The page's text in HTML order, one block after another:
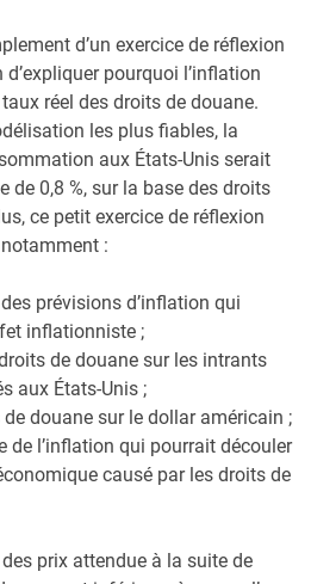
d’un exercice de réflexion
pourquoi l’inflation
réel des droits de douane.
les plus fiables, la
aux États-Unis serait
de 0,8 %, sur la base des droits
ce petit exercice de réflexion
:
prévisions d’inflation qui
inflationniste ;
de douane sur les intrants
aux États-Unis ;
de douane sur le dollar américain ;
de l’inflation qui pourrait découler
causé par les droits de
prix attendue à la suite de